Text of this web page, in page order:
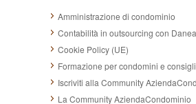
Amministrazione di condominio
Contabilità in outsourcing con Danea
Cookie Policy (UE)
Formazione per condomini e
Iscriviti alla Community
La Community AziendaCondominio